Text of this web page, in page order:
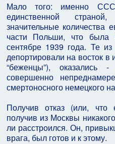
Мало того: именно
единственной
значительные количества
части Польши, что была
сентябре 1939 года. Те
депортировали на восток в
“беженцы”), оказались
совершенно
смертоносного немецкого
Получив отказ (или,
получив из Москвы
ли расстроился. Он,
врага, был готов и к этому.